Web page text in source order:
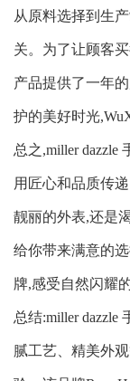
从原料选择到生
关。为了让顾客
产品提供了一年
护的美好时光
总之,miller dazzle
用匠心和品质传
靓丽的外表,还是
给你带来满意的
牌,感受自然闪耀
总结:miller dazzle
腻工艺、精美外